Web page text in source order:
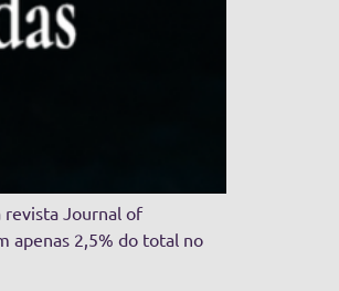
revista Journal of
apenas 2,5% do total no